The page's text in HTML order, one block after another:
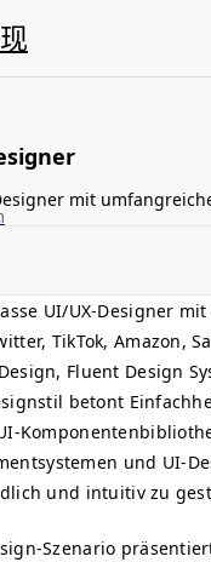
mit
UI/UX-Designer
TikTok, Amazon,
Fluent Design
betont
und UI-
und intuitiv zu
Szenario